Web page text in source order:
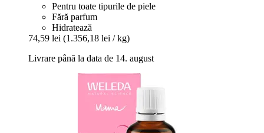
Pentru toate tipurile de piele
Fără parfum
Hidratează
74,59 lei (1.356,18 lei / kg)
Livrare până la data de 14. august